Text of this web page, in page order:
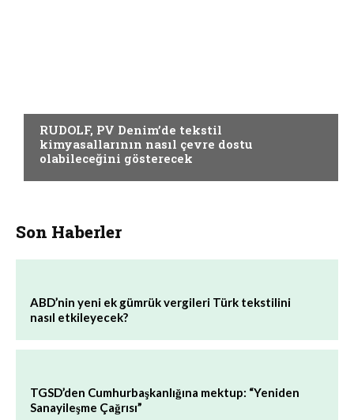
RUDOLF, PV Denim’de tekstil
kimyasallarının nasıl çevre dostu
olabileceğini gösterecek
Son Haberler
ABD’nin yeni ek gümrük vergileri Türk tekstilini
nasıl etkileyecek?
TGSD’den Cumhurbaşkanlığına mektup: “Yeniden
Sanayileşme Çağrısı”